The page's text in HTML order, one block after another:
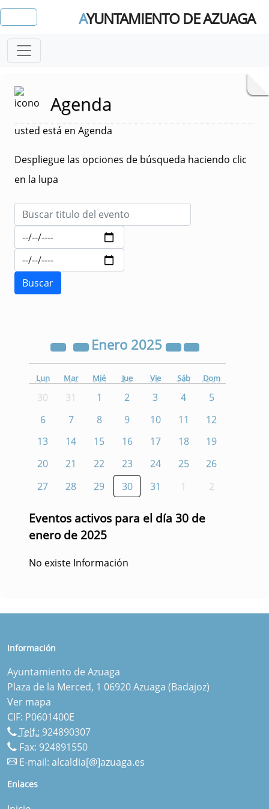
AYUNTAMIENTO DE AZUAGA
Agenda
usted está en Agenda
Despliegue las opciones de búsqueda haciendo clic
en la lupa
Enero 2025
Lun Mar Mié Jue Vie Sáb Dom
30 31 1 2 3 4
5
6
7 8 9 10 11
12
13
14 15 16 17 18
19
20
21 22 23 24 25
26
27
28 29 30 31 1 2
Eventos activos para el día 30 de
enero de 2025
No existe Información
Información
Ayuntamiento de Azuaga
Plaza de la Merced, 1 06920 Azuaga (Badajoz)
Ver mapa
CIF: P0601400E
Telf.: 924890307
Fax: 924891550
E-mail: alcaldia[@]azuaga.es
Enlaces